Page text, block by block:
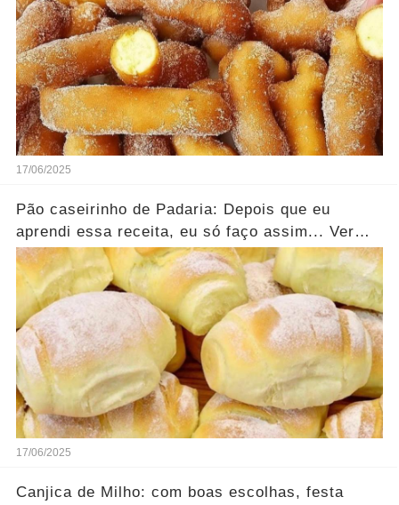
17/06/2025
Pão caseirinho de Padaria: Depois que eu
aprendi essa receita, eu só faço assim... Ver
mais
17/06/2025
Canjica de Milho: com boas escolhas, festa